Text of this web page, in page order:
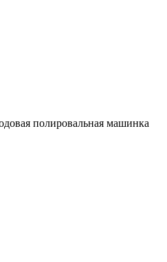
полировальная машинка